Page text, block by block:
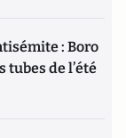
: Boro
tubes de l’été